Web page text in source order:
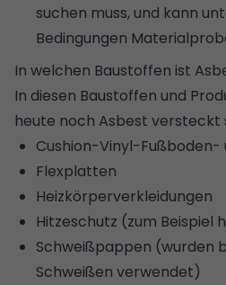
suchen muss, und kann
Bedingungen
In welchen Baustoffen ist
In diesen Baustoffen und
heute noch Asbest versteckt
Cushion-Vinyl-Fußboden-
Flexplatten
Heizkörperverkleidungen
Hitzeschutz (zum Beispiel
Schweißpappen (wurden
Schweißen verwendet)